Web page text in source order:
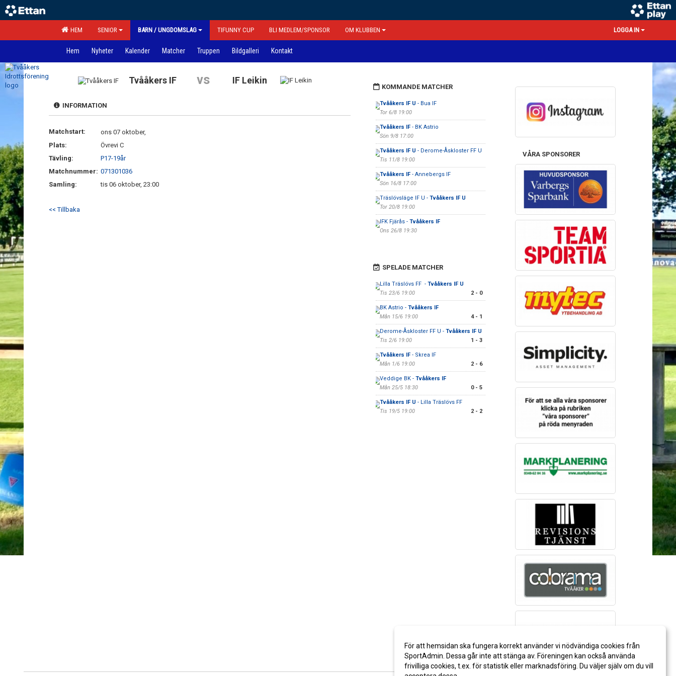
HEM SENIOR BARN / UNGDOMSLAG TIFUNNY CUP BLI MEDLEM/SPONSOR OM KLUBBEN LOGGA IN
Hem Nyheter Kalender Matcher Truppen Bildgalleri Kontakt
Tvååkers IF vs IF Leikin
INFORMATION
Matchstart:
ons 07 oktober,
Plats:
Övrevi C
Tävling:
P17-19år
Matchnummer: 071301036
Samling:
tis 06 oktober, 23:00
<< Tillbaka
KOMMANDE MATCHER
Tvååkers IF U - Bua IF
Tor 6/8 19:00
Tvååkers IF- BK Astrio
Sön 9/8 17:00
Tvååkers IF U - Derome-Åskloster FF U
Tis 11/8 19:00
Tvååkers IF- Annebergs IF
Sön 16/8 17:00
Träslövsläge IF U - Tvååkers IF U
Tor 20/8 19:00
IFK Fjärås - Tvååkers IF
Ons 26/8 19:30
SPELADE MATCHER
Lilla Träslövs FF - Tvååkers IF U
Tis 23/6 19:00
2 - 0
BK Astrio - Tvååkers IF
Mån 15/6 19:00
4 - 1
Derome-Åskloster FF U - Tvååkers IF U
Tis 2/6 19:00
1 - 3
Tvååkers IF- Skrea IF
Mån 1/6 19:00
2 - 6
Veddige BK - Tvååkers IF
Mån 25/5 18:30
0 - 5
Tvååkers IF U - Lilla Träslövs FF
Tis 19/5 19:00
2 - 2
VÅRA SPONSORER
För att hemsidan ska fungera korrekt använder vi nödvändiga cookies från
SportAdmin. Dessa går inte att stänga av. Föreningen kan också använda
frivilliga cookies, t.ex. för statistik eller marknadsföring. Du väljer själv om du vill